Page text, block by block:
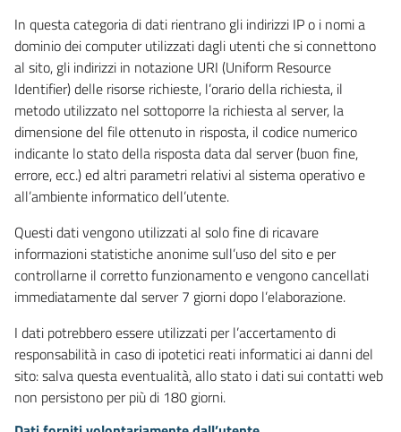
In questa categoria di dati rientrano gli indirizzi IP o i nomi a
dominio dei computer utilizzati dagli utenti che si connettono
al sito, gli indirizzi in notazione URI (Uniform Resource
Identifier) delle risorse richieste, l’orario della richiesta, il
metodo utilizzato nel sottoporre la richiesta al server, la
dimensione del file ottenuto in risposta, il codice numerico
indicante lo stato della risposta data dal server (buon fine,
errore, ecc.) ed altri parametri relativi al sistema operativo e
all’ambiente informatico dell’utente.
Questi dati vengono utilizzati al solo fine di ricavare
informazioni statistiche anonime sull’uso del sito e per
controllarne il corretto funzionamento e vengono cancellati
immediatamente dal server 7 giorni dopo l’elaborazione.
I dati potrebbero essere utilizzati per l’accertamento di
responsabilità in caso di ipotetici reati informatici ai danni del
sito: salva questa eventualità, allo stato i dati sui contatti web
non persistono per più di 180 giorni.